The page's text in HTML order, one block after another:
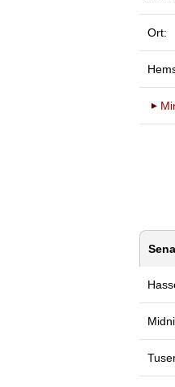
Ort: